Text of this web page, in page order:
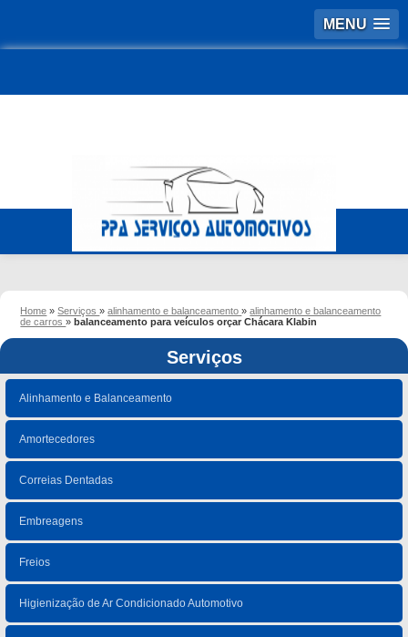
MENU
Home »Serviços»alinhamento e balanceamento»alinhamento e balanceamento
de carros»balanceamento para veículos orçar Chácara Klabin
Serviços
Alinhamento e Balanceamento
Amortecedores
Correias Dentadas
Embreagens
Freios
Higienização de Ar Condicionado Automotivo